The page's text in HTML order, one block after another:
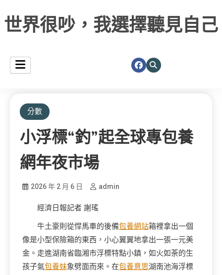
世界很吵，我選擇聽見自己
分數
小浮標“釣”起全球專包養
網年夜市場
2026 年 2 月 6 日 admin
經濟日報記者 謝瑤
牛土豪則從悍馬車的後備包養網站箱裡拿出一個
像是小型保險箱的東西，小心翼翼地拿出一張一元美
金。走進湖南省臨湘市浮標特點小鎮，如火如荼的生
孩子氣包養妹象劈面而來。在包養意思湖南池海浮標